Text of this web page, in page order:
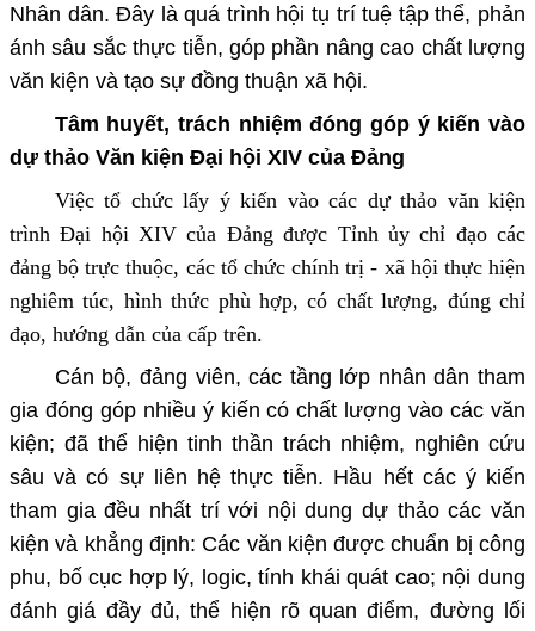
Nhân dân. Đây là quá trình hội tụ trí tuệ tập thể, phản
ánh sâu sắc thực tiễn, góp phần nâng cao chất lượng
văn kiện và tạo sự đồng thuận xã hội.
Tâm huyết, trách nhiệm đóng góp ý kiến vào
dự thảo Văn kiện Đại hội XIV của Đảng
Việc tổ chức lấy ý kiến vào các dự thảo văn kiện
trình Đại hội XIV của Đảng được Tỉnh ủy chỉ đạo các
đảng bộ trực thuộc, các tổ chức chính trị - xã hội thực hiện
nghiêm túc, hình thức phù hợp, có chất lượng, đúng chỉ
đạo, hướng dẫn của cấp trên.
Cán bộ, đảng viên, các tầng lớp nhân dân tham
gia đóng góp nhiều ý kiến có chất lượng vào các văn
kiện; đã thể hiện tinh thần trách nhiệm, nghiên cứu
sâu và có sự liên hệ thực tiễn. Hầu hết các ý kiến
tham gia đều nhất trí với nội dung dự thảo các văn
kiện và khẳng định: Các văn kiện được chuẩn bị công
phu, bố cục hợp lý, logic, tính khái quát cao; nội dung
đánh giá đầy đủ, thể hiện rõ quan điểm, đường lối